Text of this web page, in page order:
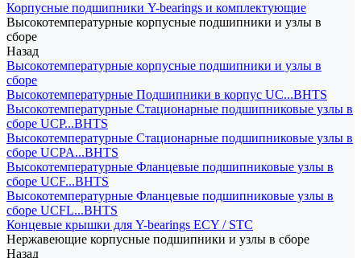
Корпусные подшипники Y-bearings и комплектующие
Высокотемпературные корпусные подшипники и узлы в
сборе
Назад
Высокотемпературные корпусные подшипники и узлы в
сборе
Высокотемпературные Подшипники в корпус UC...BHTS
Высокотемпературные Стационарные подшипниковые узлы в
сборе UCP...BHTS
Высокотемпературные Стационарные подшипниковые узлы в
сборе UCPA...BHTS
Высокотемпературные Фланцевые подшипниковые узлы в
сборе UCF...BHTS
Высокотемпературные Фланцевые подшипниковые узлы в
сборе UCFL...BHTS
Концевые крышки для Y-bearings ECY / STC
Нержавеющие корпусные подшипники и узлы в сборе
Назад